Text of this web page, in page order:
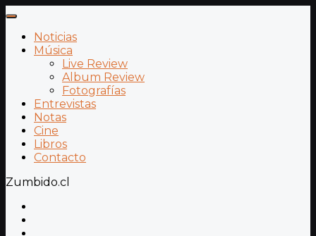
Noticias
Música
Live Review
Album Review
Fotografías
Entrevistas
Notas
Cine
Libros
Contacto
Zumbido.cl